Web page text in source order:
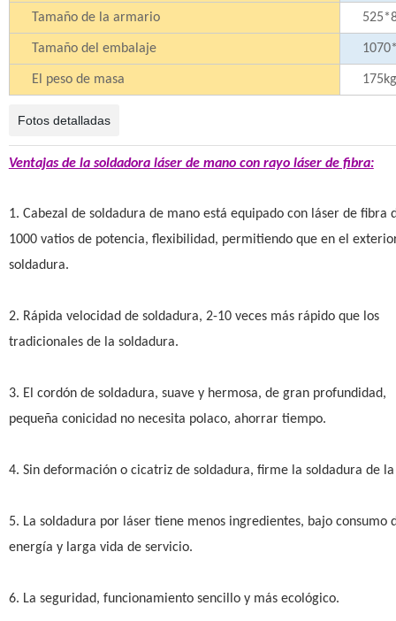
Tamaño de la armario
Tamaño del embalaje
El peso de masa
Fotos detalladas
Ventajas de la soldadora láser de mano con rayo láser de fibra:
1. Cabezal de soldadura de mano está equipado con láser de fibra
1000 vatios de potencia, flexibilidad, permitiendo que en el
soldadura.
2. Rápida velocidad de soldadura, 2-10 veces más rápido que los
tradicionales de la soldadura.
3. El cordón de soldadura, suave y hermosa, de gran profundidad,
pequeña conicidad no necesita polaco, ahorrar tiempo.
4. Sin deformación o cicatriz de soldadura, firme la soldadura de la
5. La soldadura por láser tiene menos ingredientes, bajo consumo
energía y larga vida de servicio.
6. La seguridad, funcionamiento sencillo y más ecológico.